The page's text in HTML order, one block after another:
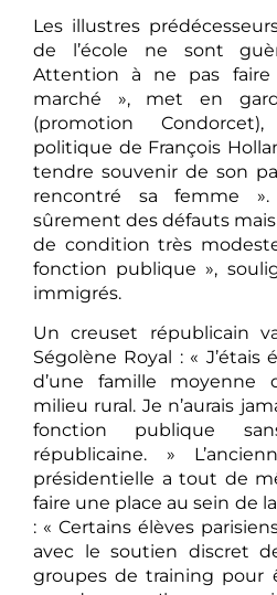
Les illustres
de l’école ne sont
Attention à ne pas
marché », met en
(promotion
politique de François
tendre souvenir de son
rencontré sa femme
sûrement des défauts
de condition très
fonction publique »,
immigrés.
Un creuset républicain
Ségolène Royal : « J’étais
d’une famille
milieu rural. Je n’aurais
fonction publique
républicaine. »
présidentielle a tout de
faire une place au sein de
: « Certains élèves
avec le soutien discret
groupes de training pour